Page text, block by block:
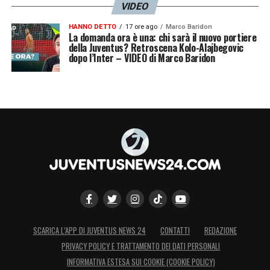
avere il rigorista, va così da un bel po
LA PLAYLIST DELLE NOSTRE TOP NEWS
VIDEO
HANNO DETTO 17 ore ago Marco Baridon
La domanda ora è una: chi sarà il nuovo portiere
della Juventus? Retroscena Kolo-Alajbegovic
dopo l’Inter – VIDEO di Marco Baridon
SCARICA L’APP DI JUVENTUS NEWS 24 CONTATTI
REDAZIONE
PRIVACY POLICY E TRATTAMENTO DEI DATI PERSONALI
INFORMATIVA ESTESA SUI COOKIE (COOKIE POLICY)